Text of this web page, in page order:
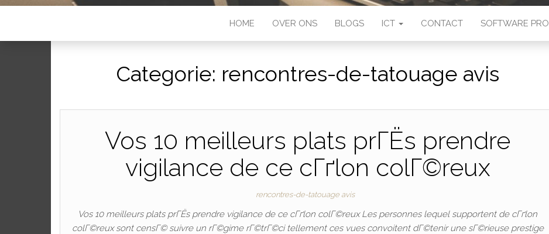
HOME OVER ONS BLOGS ICT CONTACT SOFTWARE PRO
Categorie: rencontres-de-tatouage avis
Vos 10 meilleurs plats prГЁs prendre
vigilance de ce cГґlon colГ©reux
rencontres-de-tatouage avis
Vos 10 meilleurs plats prГЁs prendre vigilance de ce cГґlon colГ©reux Les personnes lequel supportent de cГґlon
colГ©reux sont censГ© suivre un rГ©gime rГ©trГ©ci tellement ces vues convoitent dГ©tenir une sГ©rieuse prestige